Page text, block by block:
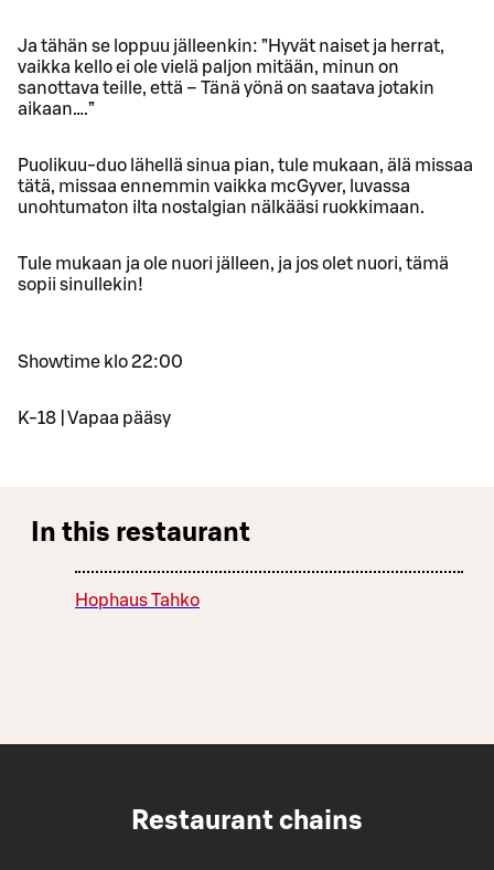
Ja tähän se loppuu jälleenkin: ”Hyvät naiset ja herrat,
vaikka kello ei ole vielä paljon mitään, minun on
sanottava teille, että – Tänä yönä on saatava jotakin
aikaan….”
Puolikuu-duo lähellä sinua pian, tule mukaan, älä missaa
tätä, missaa ennemmin vaikka mcGyver, luvassa
unohtumaton ilta nostalgian nälkääsi ruokkimaan.
Tule mukaan ja ole nuori jälleen, ja jos olet nuori, tämä
sopii sinullekin!
Showtime klo 22:00
K-18 | Vapaa pääsy
In this restaurant
Hophaus Tahko
Restaurant chains